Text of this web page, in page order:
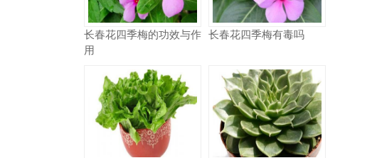
长春花四季梅的功效与作
用
长春花四季梅有毒吗